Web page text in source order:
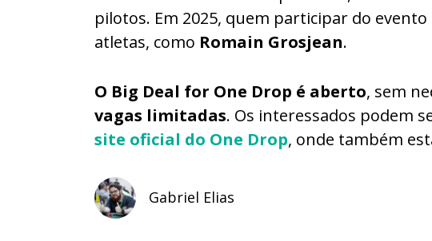
pilotos. Em 2025, quem participar do
atletas, como Romain Grosjean.
O Big Deal for One Drop é aberto, sem
vagas limitadas. Os interessados podem
site oficial do One Drop, onde também
Gabriel Elias